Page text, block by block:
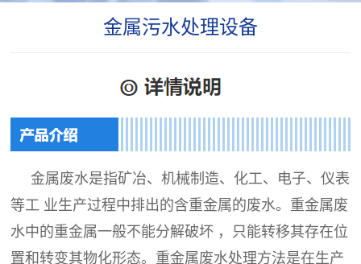
金属污水处理设备
金属废水是指矿冶、机械制造、化工、电子、仪表
等工 业生产过程中排出的含重金属的废水。重金属废
水中的重金属一般不能分解破坏 ，只能转移其存在位
置和转变其物化形态。重金属废水处理方法是在生产